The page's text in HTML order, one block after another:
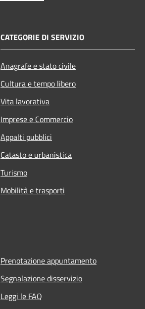
CATEGORIE DI SERVIZIO
Anagrafe e stato civile
Cultura e tempo libero
Vita lavorativa
Imprese e Commercio
Appalti pubblici
Catasto e urbanistica
Turismo
Mobilità e trasporti
Prenotazione appuntamento
Segnalazione disservizio
Leggi le FAQ